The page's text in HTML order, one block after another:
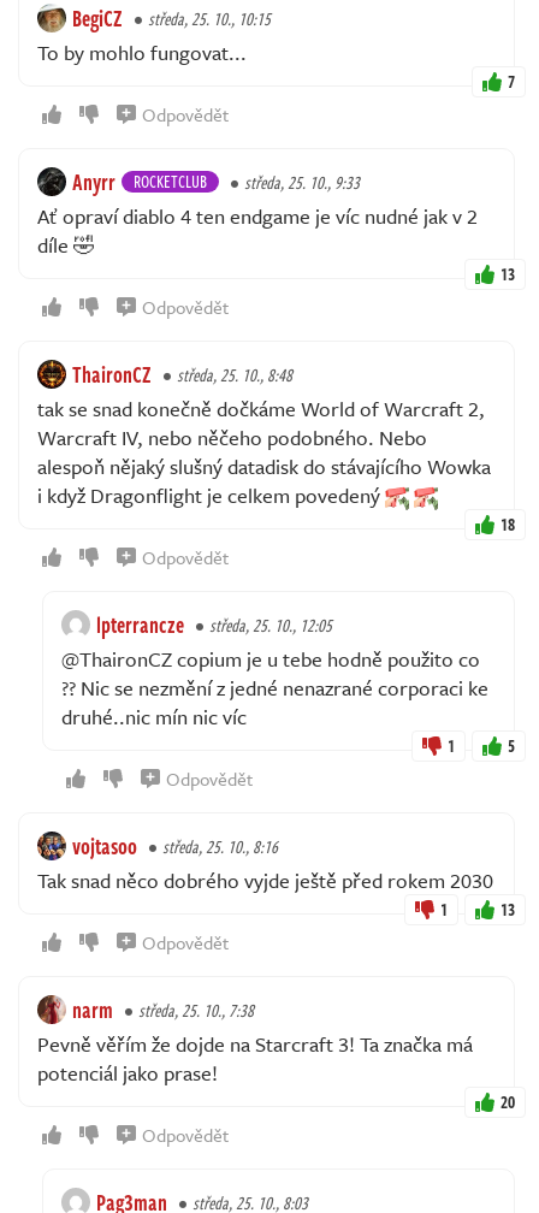
BegiCZ středa, 25. 10., 10:15
To by mohlo fungovat...
7
Odpovědět
Anyrr ROCKETCLUB středa, 25. 10., 9:33
Ať opraví diablo 4 ten endgame je víc nudné jak v 2
díle 🤣
13
Odpovědět
ThaironCZ středa, 25. 10., 8:48
tak se snad konečně dočkáme World of Warcraft 2,
Warcraft IV, nebo něčeho podobného. Nebo
alespoň nějaký slušný datadisk do stávajícího Wowka
i když Dragonflight je celkem povedený
18
Odpovědět
lpterrancze středa, 25. 10., 12:05
@ThaironCZ copium je u tebe hodně použito co
?? Nic se nezmění z jedné nenazrané corporaci ke
druhé..nic mín nic víc
1 5
Odpovědět
vojtasoo středa, 25. 10., 8:16
Tak snad něco dobrého vyjde ještě před rokem 2030
1 13
Odpovědět
narm středa, 25. 10., 7:38
Pevně věřím že dojde na Starcraft 3! Ta značka má
potenciál jako prase!
20
Odpovědět
Pag3man středa, 25. 10., 8:03